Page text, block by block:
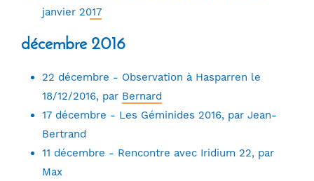
janvier 2017
décembre 2016
22 décembre - Observation à Hasparren le
18/12/2016, par Bernard
17 décembre - Les Géminides 2016, par Jean-
Bertrand
11 décembre - Rencontre avec Iridium 22, par
Max